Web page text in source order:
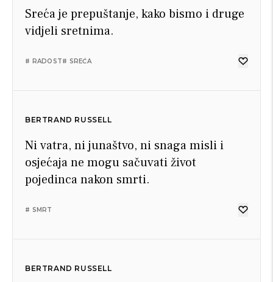
Sreća je prepuštanje, kako bismo i druge
vidjeli sretnima.
# RADOST# SREĆA
BERTRAND RUSSELL
Ni vatra, ni junaštvo, ni snaga misli i
osjećaja ne mogu sačuvati život
pojedinca nakon smrti.
# SMRT
BERTRAND RUSSELL